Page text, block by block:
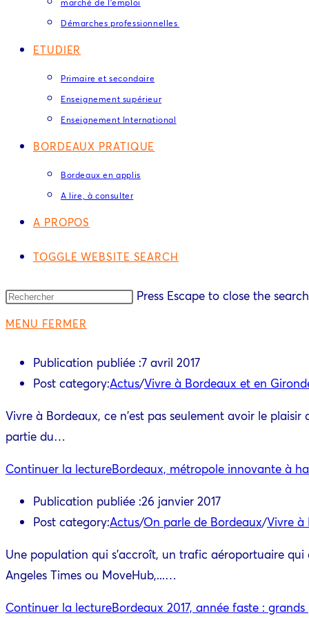
marché de l’emploi
Démarches professionnelles
ETUDIER
Primaire et secondaire
Enseignement supérieur
Enseignement International
BORDEAUX PRATIQUE
Bordeaux en applis
A lire, à consulter
A PROPOS
TOGGLE WEBSITE SEARCH
Press Escape to close the
MENU FERMER
Publication publiée :7 avril 2017
Post category:Actus/Vivre à Bordeaux et en
Vivre à Bordeaux, ce n'est pas seulement avoir le
partie du…
Continuer la lectureBordeaux, métropole innovante à
Publication publiée :26 janvier 2017
Post category:Actus/On parle de Bordeaux/Vivre à
Une population qui s'accroît, un trafic aéroportuaire qui
Angeles Times ou MoveHub,...…
Continuer la lectureBordeaux 2017, année faste :